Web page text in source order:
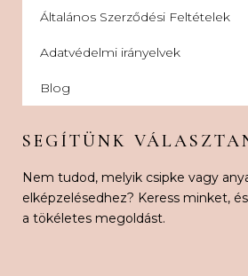
Általános Szerződési Feltételek
Adatvédelmi irányelvek
Blog
SEGÍTÜNK
Nem tudod, melyik csipke vagy
elképzelésedhez? Keress minket,
a tökéletes megoldást.